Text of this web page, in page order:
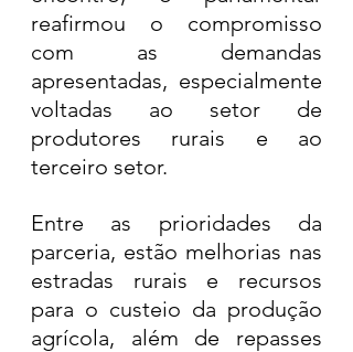
reafirmou o compromisso
com as demandas
apresentadas, especialmente
voltadas ao setor de
produtores rurais e ao
terceiro setor.
Entre as prioridades da
parceria, estão melhorias nas
estradas rurais e recursos
para o custeio da produção
agrícola, além de repasses